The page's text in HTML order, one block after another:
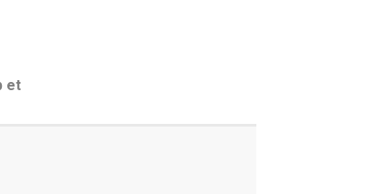
et